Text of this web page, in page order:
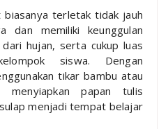
terletak tidak jauh
dan memiliki keunggulan
hujan, serta cukup luas
siswa. Dengan
tikar bambu atau
menyiapkan papan tulis
menjadi tempat belajar